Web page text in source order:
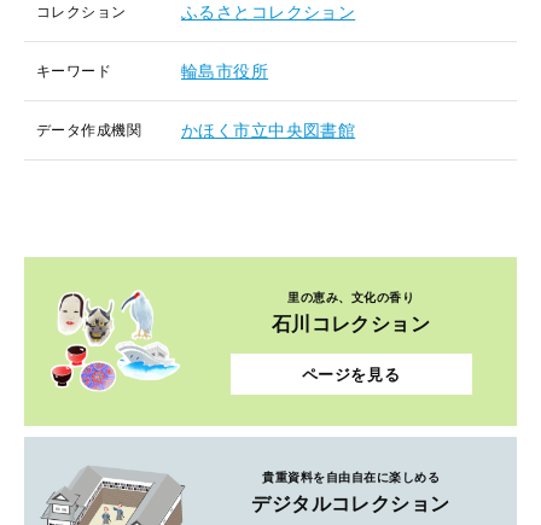
コレクション ふるさとコレクション
キーワード 輪島市役所
データ作成機関 かほく市立中央図書館
里の恵み、文化の香り
石川コレクション
ページを見る
貴重資料を自由自在に楽しめる
デジタルコレクション